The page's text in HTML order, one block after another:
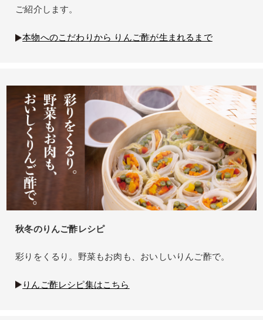
ご紹介します。
本物へのこだわりから りんご酢が生まれるまで
秋冬のりんご酢レシピ
彩りをくるり。野菜もお肉も、おいしいりんご酢で。
りんご酢レシピ集はこちら